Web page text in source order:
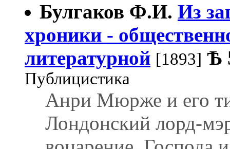
Булгаков Ф.И. Из
хроники -
литературной [1893] Ѣ
Публицистика
Анри Мюрже и его
Лондонский лорд-